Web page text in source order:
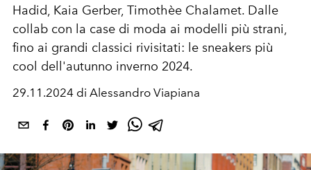
Hadid, Kaia Gerber, Timothèe Chalamet. Dalle
collab con la case di moda ai modelli più strani,
fino ai grandi classici rivisitati: le sneakers più
cool dell'autunno inverno 2024.
29.11.2024 di Alessandro Viapiana